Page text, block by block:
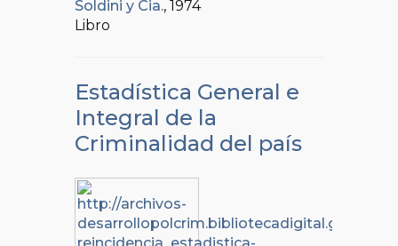
Soldini y Cia., 1974
Libro
Estadística General e
Integral de la
Criminalidad del país